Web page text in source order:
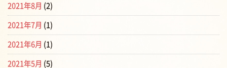
2021年8月 (2)
2021年7月 (1)
2021年6月 (1)
2021年5月 (5)